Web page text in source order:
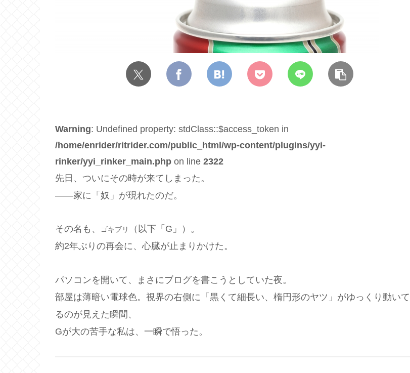
Warning: Undefined property: stdClass::$access_token in
/home/enrider/ritrider.com/public_html/wp-content/plugins/yyi-
rinker/yyi_rinker_main.php on line 2322
先日、ついにその時が来てしまった。
——家に「奴」が現れたのだ。
その名も、 ゴキブリ
（以下「G」）。
約2年ぶりの再会に、心臓が止まりかけた。
パソコンを開いて、まさにブログを書こうとしていた夜。
部屋は薄暗い電球色。視界の右側に「黒くて細長い、楕円形のヤツ」がゆっくり動い
るのが見えた瞬間、
Gが大の苦手な私は、一瞬で悟った。